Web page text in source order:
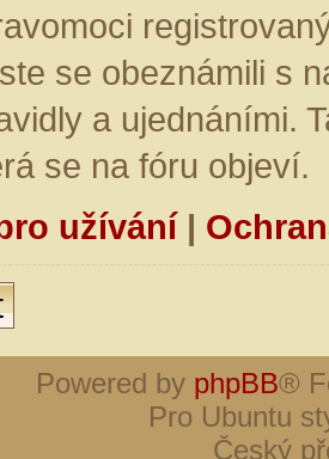
se obeznámili s
a ujednáními.
se na fóru objeví.
užívání|
Powered by phpBB®
Pro Ubuntu
Český